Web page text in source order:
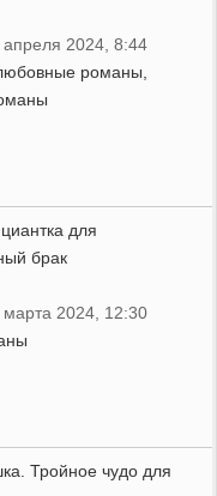
апреля 2024, 8:44
романы
для
брак
марта 2024, 12:30
Тройное чудо для